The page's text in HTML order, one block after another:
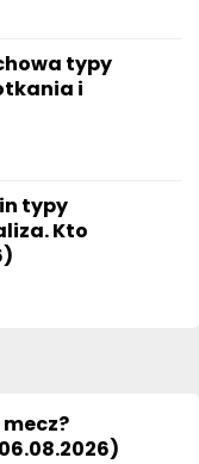
typy
i
typy
Kto